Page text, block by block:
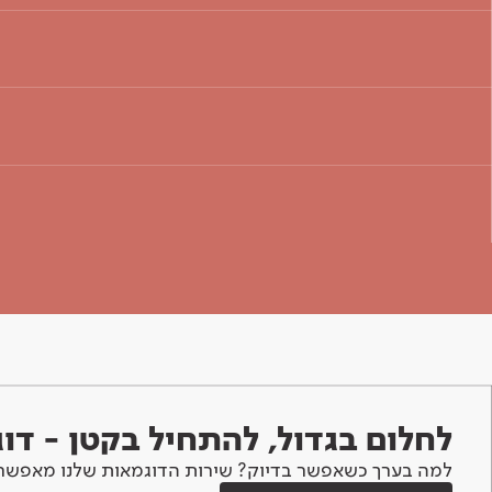
לחלום בגדול, להתחיל בקטן -
למה בערך כשאפשר בדיוק? שירות הדוגמאות שלנו